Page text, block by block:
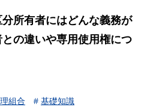
所有者にはどんな義務が
の違いや専用使用権につ
組合 # 基礎知識